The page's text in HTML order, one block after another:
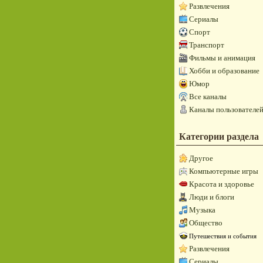
Развлечения
Сериалы
Спорт
Транспорт
Фильмы и анимация
Хобби и образование
Юмор
Все каналы
Каналы пользователей
Категории раздела
Другое
Компьютерные игры
Красота и здоровье
Люди и блоги
Музыка
Общество
Путешествия и события
Развлечения